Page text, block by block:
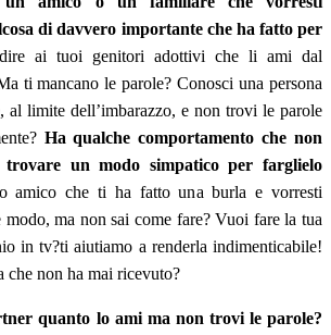
di davvero importante che ha fatto per
ai tuoi genitori adottivi che li ami dal
ti mancano le parole? Conosci una persona
al limite dell’imbarazzo, e non trovi le parole
Ha qualche comportamento che non
un modo simpatico per farglielo
amico che ti ha fatto una burla e vorresti
ma non sai come fare? Vuoi fare la tua
in tv?ti aiutiamo a renderla indimenticabile!
che non ha mai ricevuto?
quanto lo ami ma non trovi le parole?